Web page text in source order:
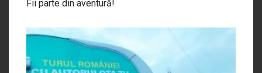
Fii parte din aventură!